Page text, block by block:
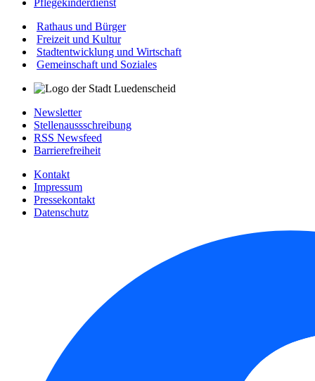
Rathaus und Bürger
Freizeit und Kultur
Stadtentwicklung und Wirtschaft
Gemeinschaft und Soziales
Newsletter
Stellenaussschreibung
RSS Newsfeed
Barrierefreiheit
Kontakt
Impressum
Pressekontakt
Datenschutz